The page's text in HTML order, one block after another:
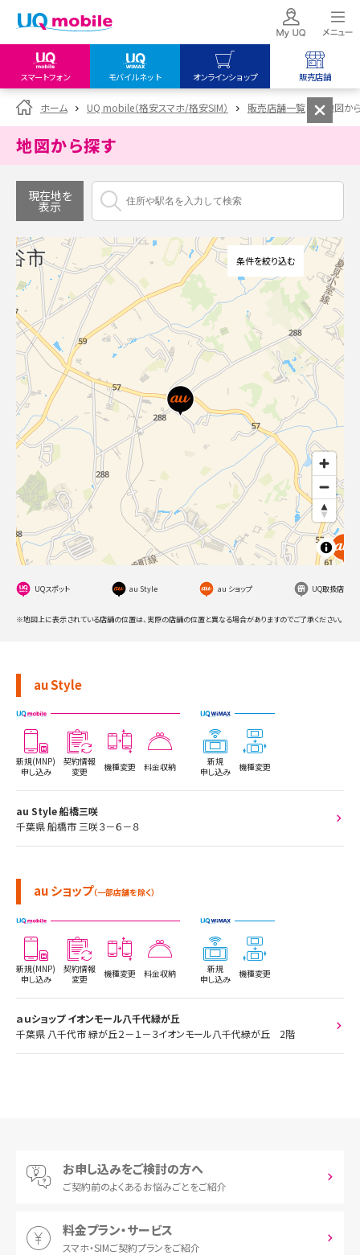
スマートフォン モバイルネット オンラインショップ 販売店舗
my UQ WiMAX
UQ WiMAX ご契約の方
My UQ mobile
UQ mobile
UQ mobile
オンラインショップ
UQ WiMAX
UQ mobile
販売店舗
UQ WiMAX
ホーム UQ mobile（格安スマホ/格安SIM） 販売店舗一覧 地図か
地図から探す
現在地を
表示
条件を絞り込む
UQスポット au Style au ショップ UQ取扱店
※地図上に表示されている店舗の位置は、実際の店舗の位置と異なる場合がありますのでご了承ください。
au Style
新規(MNP)
申し込み
契約情報
変更
機種変更 料金収納
新規
申し込み
機種変更
au Style 船橋三咲
千葉県 船橋市 三咲３－６－８
au ショップ（一部店舗を除く）
新規(MNP)
申し込み
契約情報
変更
機種変更 料金収納
新規
申し込み
機種変更
ａｕショップ イオンモール八千代緑が丘
千葉県 八千代市 緑が丘２－１－３イオンモール八千代緑が丘 2階
お申し込みをご検討の方へ
ご契約前のよくあるお悩みごとをご紹介
料金プラン・サービス
スマホ・SIMご契約プランをご紹介